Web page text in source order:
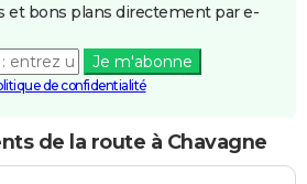
et bons plans directement par e-
Je m'abonne
de confidentialité
de la route à Chavagne